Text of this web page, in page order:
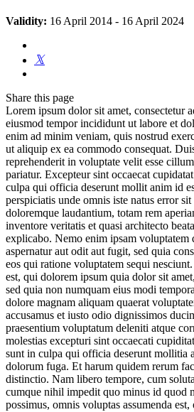
Validity: 16 April 2014 - 16 April 2024
Share this page
Lorem ipsum dolor sit amet, consectetur
eiusmod tempor incididunt ut labore et
enim ad minim veniam, quis nostrud
ut aliquip ex ea commodo consequat.
reprehenderit in voluptate velit esse
pariatur. Excepteur sint occaecat
culpa qui officia deserunt mollit anim id
perspiciatis unde omnis iste natus error
doloremque laudantium, totam rem
inventore veritatis et quasi architecto
explicabo. Nemo enim ipsam voluptatem
aspernatur aut odit aut fugit, sed quia
eos qui ratione voluptatem sequi
est, qui dolorem ipsum quia dolor sit
sed quia non numquam eius modi
dolore magnam aliquam quaerat
accusamus et iusto odio dignissimos
praesentium voluptatum deleniti atque
molestias excepturi sint occaecati
sunt in culpa qui officia deserunt mollitia
dolorum fuga. Et harum quidem rerum
distinctio. Nam libero tempore, cum
cumque nihil impedit quo minus id quod
possimus, omnis voluptas assumenda